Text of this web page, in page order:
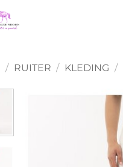
/ RUITER / KLEDING /